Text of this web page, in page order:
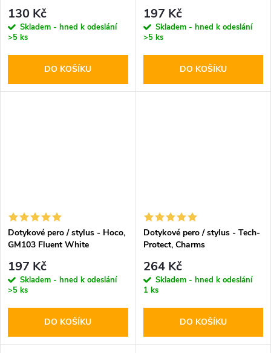
130 Kč
Skladem - hned k odeslání
>5 ks
DO KOŠÍKU
197 Kč
Skladem - hned k odeslání
>5 ks
DO KOŠÍKU
Dotykové pero / stylus - Hoco,
GM103 Fluent White
197 Kč
Skladem - hned k odeslání
>5 ks
DO KOŠÍKU
Dotykové pero / stylus - Tech-
Protect, Charms
264 Kč
Skladem - hned k odeslání
1 ks
DO KOŠÍKU